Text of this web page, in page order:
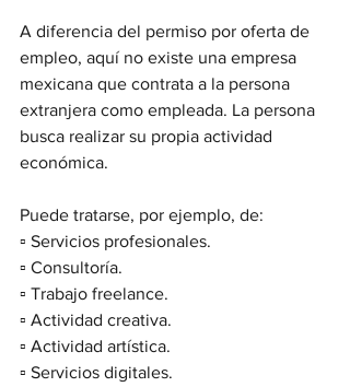
A diferencia del permiso por oferta de
empleo, aquí no existe una empresa
mexicana que contrata a la persona
extranjera como empleada. La persona
busca realizar su propia actividad
económica.
Puede tratarse, por ejemplo, de:
▫️ Servicios profesionales.
▫️ Consultoría.
▫️ Trabajo freelance.
▫️ Actividad creativa.
▫️ Actividad artística.
▫️ Servicios digitales.